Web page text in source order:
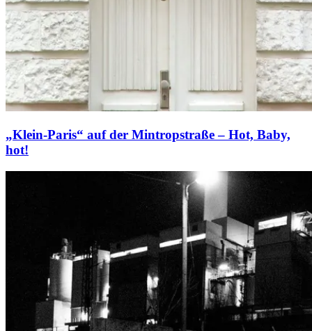
„Klein-Paris“ auf der Mintropstraße – Hot, Baby,
hot!